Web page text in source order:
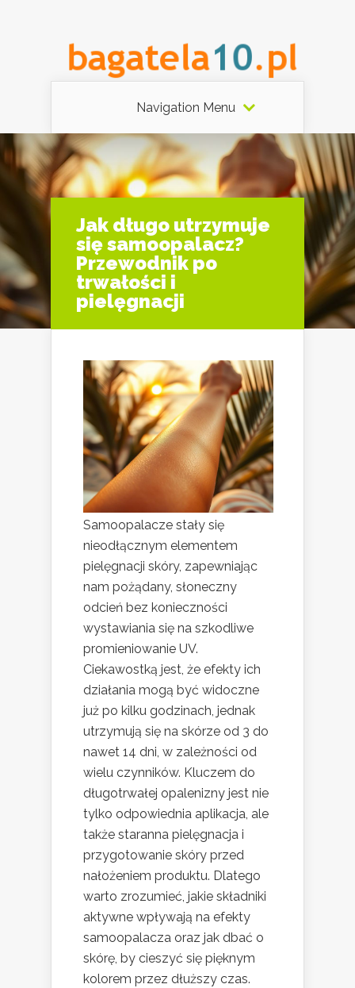
Navigation Menu
Jak długo utrzymuje
się samoopalacz?
Przewodnik po
trwałości i
pielęgnacji
Samoopalacze stały się
nieodłącznym elementem
pielęgnacji skóry, zapewniając
nam pożądany, słoneczny
odcień bez konieczności
wystawiania się na szkodliwe
promieniowanie UV.
Ciekawostką jest, że efekty ich
działania mogą być widoczne
już po kilku godzinach, jednak
utrzymują się na skórze od 3 do
nawet 14 dni, w zależności od
wielu czynników. Kluczem do
długotrwałej opalenizny jest nie
tylko odpowiednia aplikacja, ale
także staranna pielęgnacja i
przygotowanie skóry przed
nałożeniem produktu. Dlatego
warto zrozumieć, jakie składniki
aktywne wpływają na efekty
samoopalacza oraz jak dbać o
skórę, by cieszyć się pięknym
kolorem przez dłuższy czas.